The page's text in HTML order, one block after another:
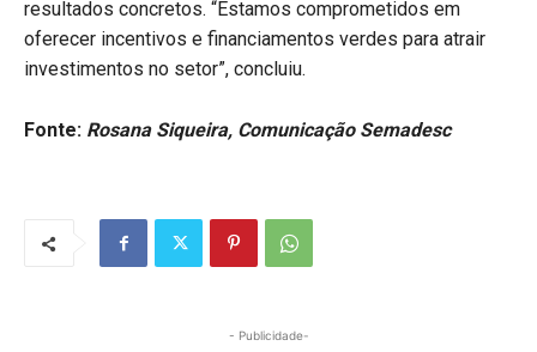
resultados concretos. “Estamos comprometidos em
oferecer incentivos e financiamentos verdes para atrair
investimentos no setor”, concluiu.
Fonte: Rosana Siqueira, Comunicação Semadesc
- Publicidade-